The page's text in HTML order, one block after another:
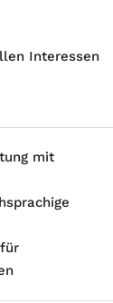
Interessen
mit